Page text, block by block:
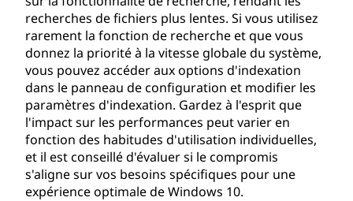
recherches de fichiers plus lentes. Si vous utilisez
rarement la fonction de recherche et que vous
donnez la priorité à la vitesse globale du système,
vous pouvez accéder aux options d'indexation
dans le panneau de configuration et modifier les
paramètres d'indexation. Gardez à l'esprit que
l'impact sur les performances peut varier en
fonction des habitudes d'utilisation individuelles,
et il est conseillé d'évaluer si le compromis
s'aligne sur vos besoins spécifiques pour une
expérience optimale de Windows 10.